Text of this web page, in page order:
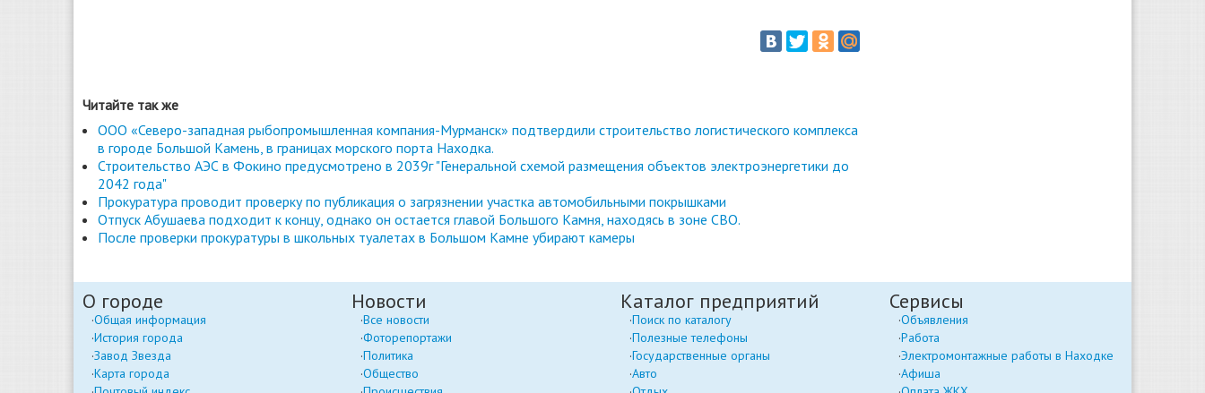
Читайте так же
ООО «Северо-западная рыбопромышленная компания-Мурманск» подтвердили строительство логистического комплекса
в городе Большой Камень, в границах морского порта Находка.
Строительство АЭС в Фокино предусмотрено в 2039г "Генеральной схемой размещения объектов электроэнергетики до
2042 года"
Прокуратура проводит проверку по публикация о загрязнении участка автомобильными покрышками
Отпуск Абушаева подходит к концу, однако он остается главой Большого Камня, находясь в зоне СВО.
После проверки прокуратуры в школьных туалетах в Большом Камне убирают камеры
О городе
Общая информация
История города
Завод Звезда
Карта города
Новости
Все новости
Фоторепортажи
Политика
Общество
Каталог предприятий
Поиск по каталогу
Полезные телефоны
Государственные органы
Авто
Сервисы
Объявления
Работа
Электромонтажные работы в Находке
Афиша